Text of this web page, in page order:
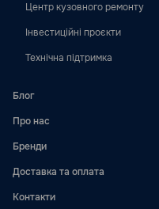
Центр кузовного ремонту
Інвестиційні проєкти
Технічна підтримка
Блог
Про нас
Бренди
Доставка та оплата
Контакти